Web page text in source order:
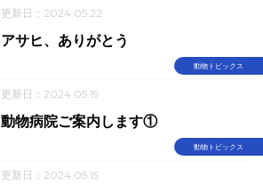
更新日：2024.05.22
動物トピックス
アサヒ、ありがとう
更新日：2024.05.19
動物トピックス
動物病院ご案内します①
更新日：2024.05.15